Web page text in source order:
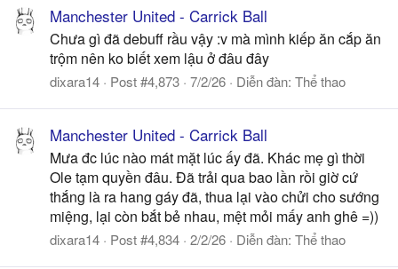
Manchester United - Carrick Ball
Chưa gì đã debuff rầu vậy :v mà mình kiếp ăn cắp ăn
trộm nên ko biết xem lậu ở đâu đây
dixara14 Post #4,873 7/2/26 Diễn đàn: Thể thao
Manchester United - Carrick Ball
Mưa đc lúc nào mát mặt lúc ấy đã. Khác mẹ gì thời
Ole tạm quyền đâu. Đã trải qua bao lần rồi giờ cứ
thắng là ra hang gáy đã, thua lại vào chửi cho sướng
miệng, lại còn bắt bẻ nhau, mệt mỏi mấy anh ghê =))
dixara14 Post #4,834 2/2/26 Diễn đàn: Thể thao